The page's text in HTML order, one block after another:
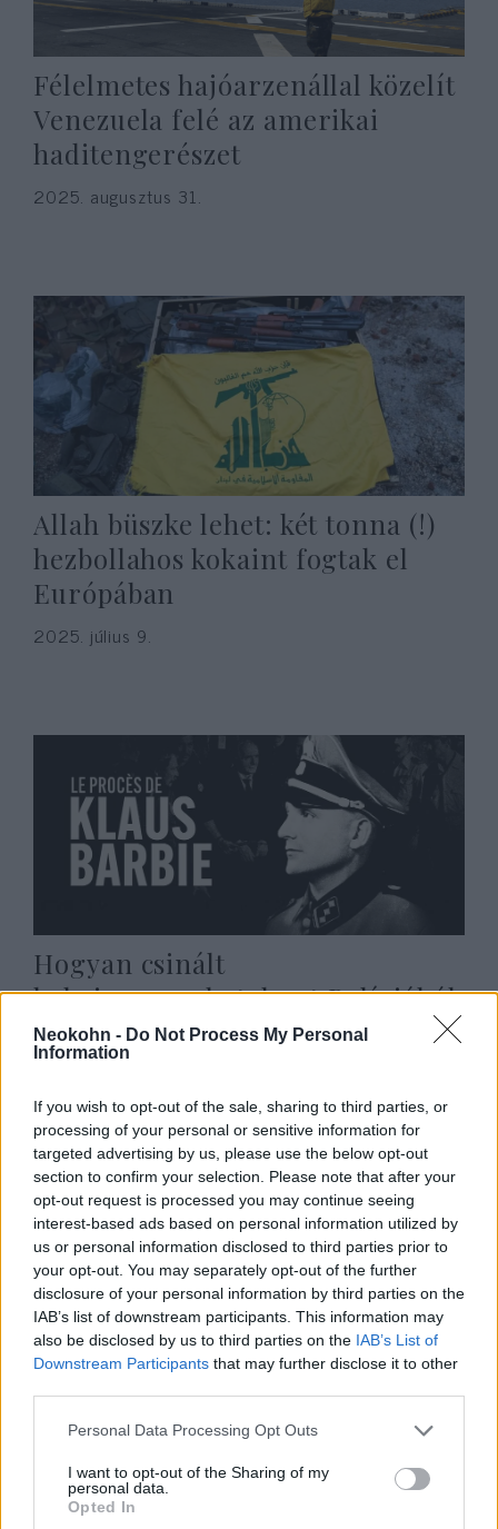
Neokohn - Do Not Process My Personal
Information
If you wish to opt-out of the sale, sharing to third parties, or
processing of your personal or sensitive information for
targeted advertising by us, please use the below opt-out
section to confirm your selection. Please note that after your
opt-out request is processed you may continue seeing
interest-based ads based on personal information utilized by
us or personal information disclosed to third parties prior to
your opt-out. You may separately opt-out of the further
disclosure of your personal information by third parties on the
IAB’s list of downstream participants. This information may
also be disclosed by us to third parties on the IAB’s List of
Downstream Participants that may further disclose it to other
Please note that this website/app uses one or more Google
not limited to your visit or usage behaviour. You may click to
grant or deny consent to Google and its third-party tags to
use your data for below specified purposes in below Google
Personal Data Processing Opt Outs
I want to opt-out of the Sharing of my
personal data.
Opted In
Félelmetes hajóarzenállal közelít
Venezuela felé az amerikai
haditengerészet
2025. augusztus 31.
Allah büszke lehet: két tonna (!)
hezbollahos kokaint fogtak el
Európában
2025. július 9.
Hogyan csinált
kokainszuperhatalmat Bolíviából
egy náci tiszt?
Mi lesz a szír diktátor
kábítószer-birodalmával a
bukása után?
2024. december 9.